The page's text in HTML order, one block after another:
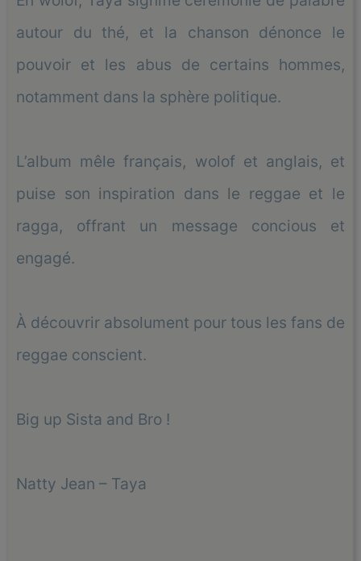
autour du thé, et la chanson dénonce le
pouvoir et les abus de certains hommes,
notamment dans la sphère politique.
L’album mêle français, wolof et anglais, et
puise son inspiration dans le reggae et le
ragga, offrant un message concious et
engagé.
À découvrir absolument pour tous les fans de
reggae conscient.
Big up Sista and Bro !
Natty Jean – Taya